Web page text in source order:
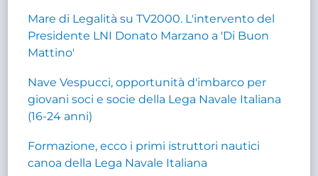
Mare di Legalità su TV2000. L'intervento del
Presidente LNI Donato Marzano a 'Di Buon
Mattino'
Nave Vespucci, opportunità d'imbarco per
giovani soci e socie della Lega Navale Italiana
(16-24 anni)
Formazione, ecco i primi istruttori nautici
canoa della Lega Navale Italiana